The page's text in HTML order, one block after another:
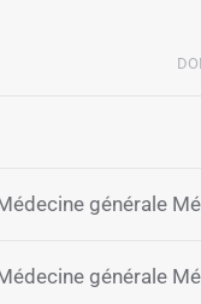
générale
générale